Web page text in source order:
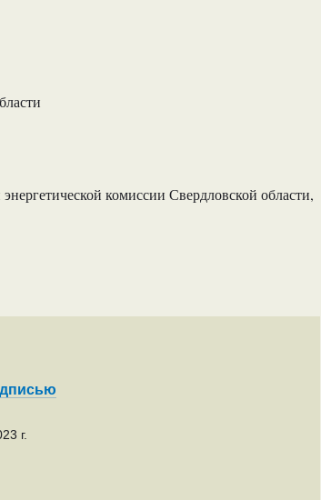
комиссии Свердловской области,
г.